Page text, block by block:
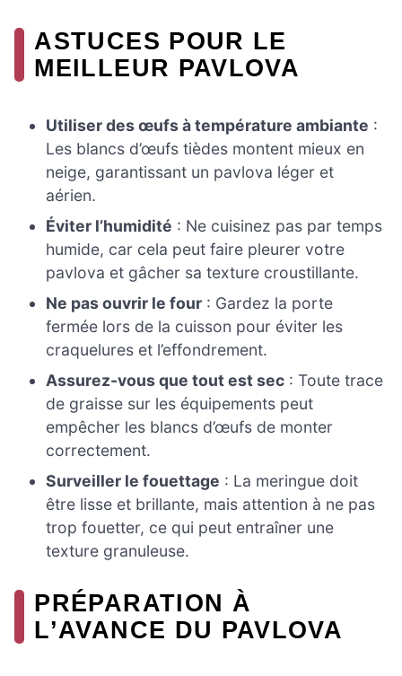
ASTUCES POUR LE
MEILLEUR PAVLOVA
Utiliser des œufs à température ambiante :
Les blancs d’œufs tièdes montent mieux en
neige, garantissant un pavlova léger et
aérien.
Éviter l’humidité : Ne cuisinez pas par temps
humide, car cela peut faire pleurer votre
pavlova et gâcher sa texture croustillante.
Ne pas ouvrir le four : Gardez la porte
fermée lors de la cuisson pour éviter les
craquelures et l’effondrement.
Assurez-vous que tout est sec : Toute trace
de graisse sur les équipements peut
empêcher les blancs d’œufs de monter
correctement.
Surveiller le fouettage : La meringue doit
être lisse et brillante, mais attention à ne pas
trop fouetter, ce qui peut entraîner une
texture granuleuse.
PRÉPARATION À
L’AVANCE DU PAVLOVA